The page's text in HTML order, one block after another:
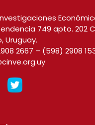
749 apto. 202
Uruguay.
2667 – (598) 2908